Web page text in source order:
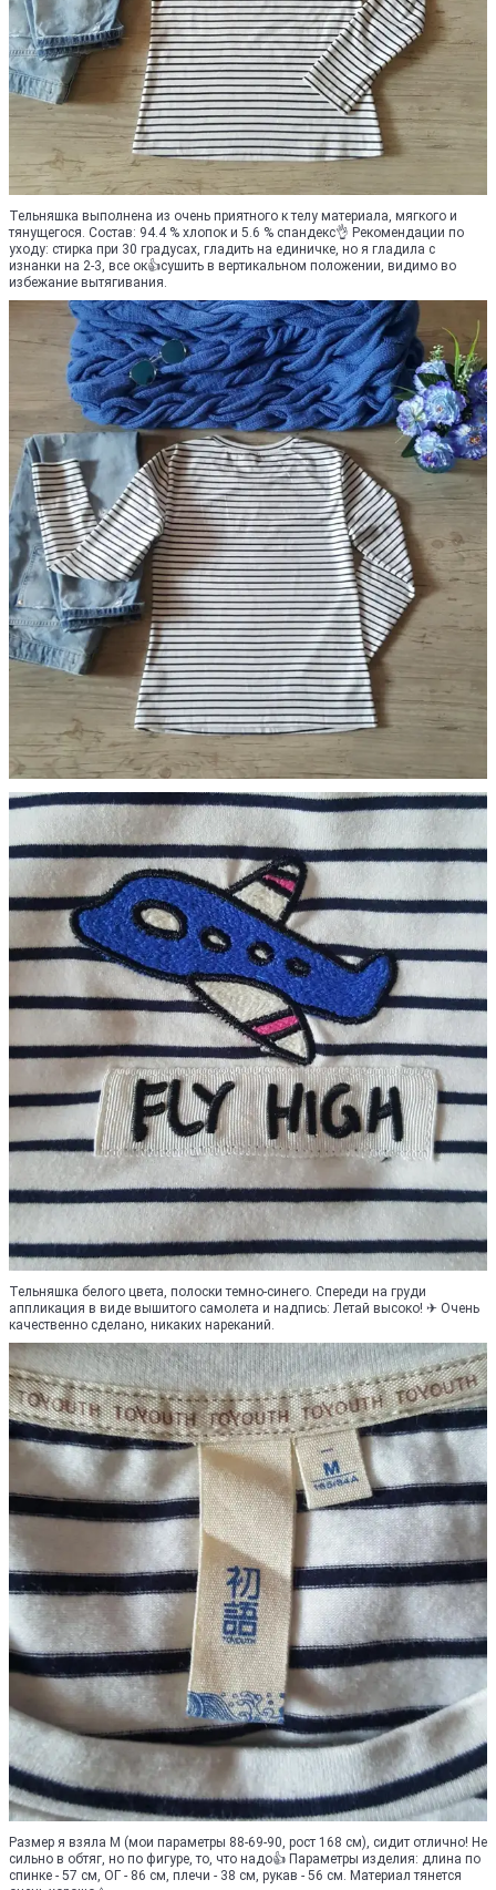
Тельняшка выполнена из очень приятного к телу материала, мягкого и
тянущегося. Состав: 94.4 % хлопок и 5.6 % спандекс👌 Рекомендации по
уходу: стирка при 30 градусах, гладить на единичке, но я гладила с
изнанки на 2-3, все ок👍сушить в вертикальном положении, видимо во
избежание вытягивания.
Тельняшка белого цвета, полоски темно-синего. Спереди на груди
аппликация в виде вышитого самолета и надпись: Летай высоко! ✈ Очень
качественно сделано, никаких нареканий.
Размер я взяла М (мои параметры 88-69-90, рост 168 см), сидит отлично! Не
сильно в обтяг, но по фигуре, то, что надо👍 Параметры изделия: длина по
спинке - 57 см, ОГ - 86 см, плечи - 38 см, рукав - 56 см. Материал тянется